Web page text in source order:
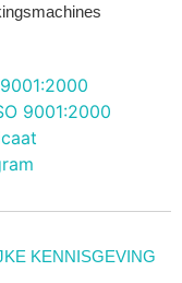
KENNISGEVING